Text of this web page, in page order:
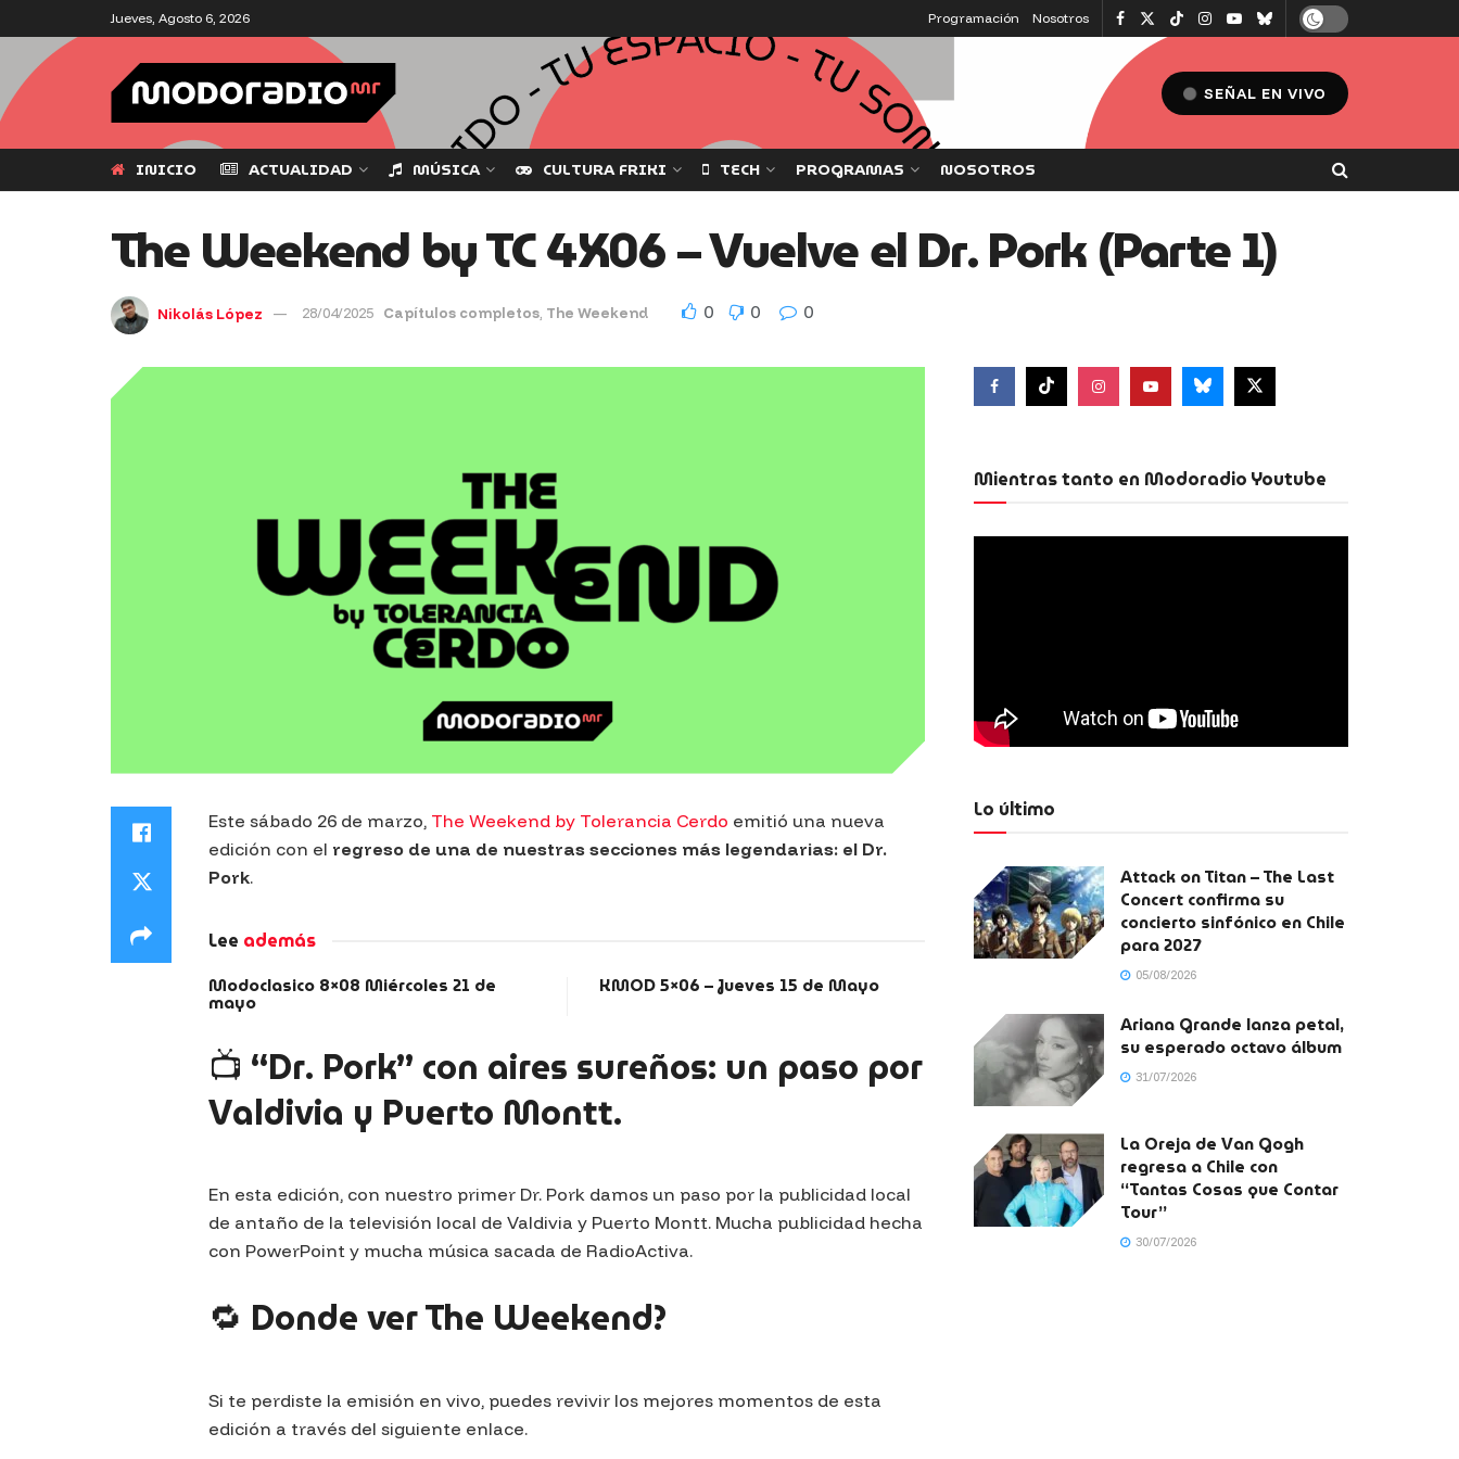
Jueves, Agosto 6, 2026 Programación Nosotros
SEÑAL EN VIVO
INICIO ACTUALIDAD MÚSICA CULTURA FRIKI TECH PROGRAMAS NOSOTROS
The Weekend by TC 4X06 – Vuelve el Dr. Pork (Parte 1)
Nikolás López 28/04/2025 Capítulos completos, The Weekend 0 0 0
Este sábado 26 de marzo, The Weekend by Tolerancia Cerdo emitió una nueva
edición con el regreso de una de nuestras secciones más legendarias: el Dr.
Pork.
Lee además
Modoclasico 8×08 Miércoles 21 de
mayo
KMOD 5×06 – Jueves 15 de Mayo
📺 “Dr. Pork” con aires sureños: un paso por
Valdivia y Puerto Montt.
En esta edición, con nuestro primer Dr. Pork damos un paso por la publicidad local
de antaño de la televisión local de Valdivia y Puerto Montt. Mucha publicidad hecha
con PowerPoint y mucha música sacada de RadioActiva.
🔁 Donde ver The Weekend?
Si te perdiste la emisión en vivo, puedes revivir los mejores momentos de esta
edición a través del siguiente enlace.
Mientras tanto en Modoradio Youtube
Lo último
Attack on Titan – The Last
Concert confirma su
concierto sinfónico en Chile
para 2027
05/08/2026
Ariana Grande lanza petal,
su esperado octavo álbum
31/07/2026
La Oreja de Van Gogh
regresa a Chile con
“Tantas Cosas que Contar
Tour”
30/07/2026